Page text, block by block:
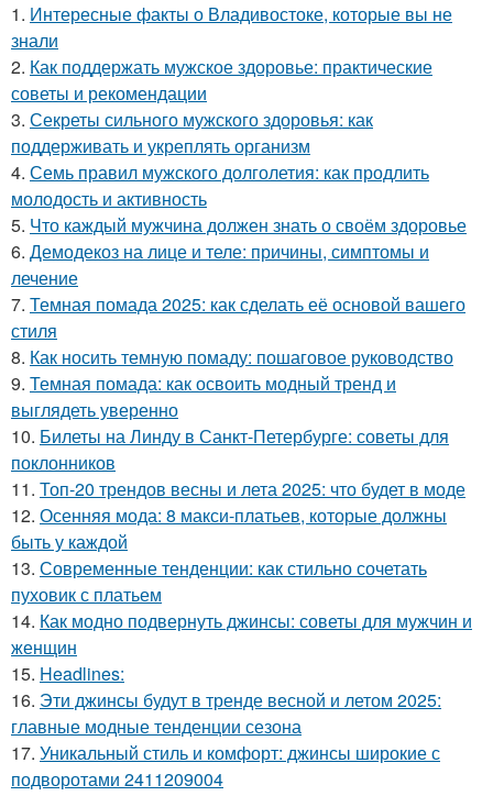
1. Интересные факты о Владивостоке, которые вы не
знали
2. Как поддержать мужское здоровье: практические
советы и рекомендации
3. Секреты сильного мужского здоровья: как
поддерживать и укреплять организм
4. Семь правил мужского долголетия: как продлить
молодость и активность
5. Что каждый мужчина должен знать о своём здоровье
6. Демодекоз на лице и теле: причины, симптомы и
лечение
7. Темная помада 2025: как сделать её основой вашего
стиля
8. Как носить темную помаду: пошаговое руководство
9. Темная помада: как освоить модный тренд и
выглядеть уверенно
10. Билеты на Линду в Санкт-Петербурге: советы для
поклонников
11. Топ-20 трендов весны и лета 2025: что будет в моде
12. Осенняя мода: 8 макси-платьев, которые должны
быть у каждой
13. Современные тенденции: как стильно сочетать
пуховик с платьем
14. Как модно подвернуть джинсы: советы для мужчин и
женщин
15. Headlines:
16. Эти джинсы будут в тренде весной и летом 2025:
главные модные тенденции сезона
17. Уникальный стиль и комфорт: джинсы широкие с
подворотами 2411209004